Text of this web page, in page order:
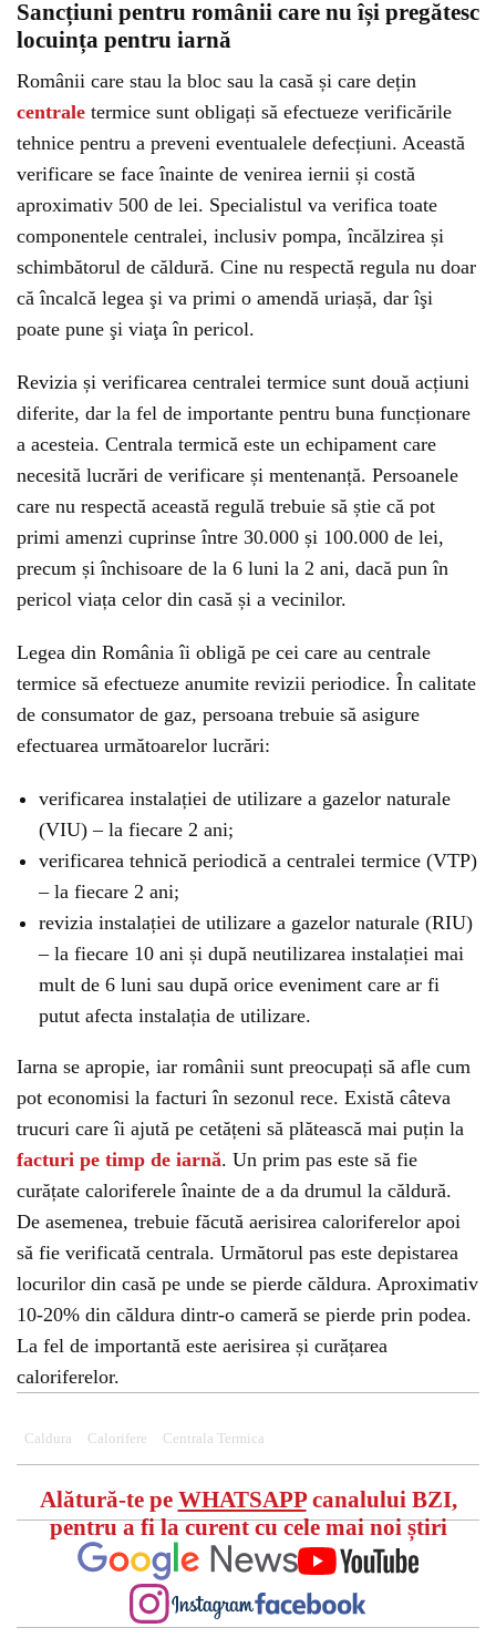
Sancțiuni pentru românii care nu își pregătesc
locuința pentru iarnă
Românii care stau la bloc sau la casă și care dețin
centrale termice sunt obligați să efectueze verificările
tehnice pentru a preveni eventualele defecțiuni. Această
verificare se face înainte de venirea iernii și costă
aproximativ 500 de lei. Specialistul va verifica toate
componentele centralei, inclusiv pompa, încălzirea și
schimbătorul de căldură. Cine nu respectă regula nu doar
că încalcă legea şi va primi o amendă uriașă, dar îşi
poate pune şi viaţa în pericol.
Revizia și verificarea centralei termice sunt două acțiuni
diferite, dar la fel de importante pentru buna funcționare
a acesteia. Centrala termică este un echipament care
necesită lucrări de verificare și mentenanță. Persoanele
care nu respectă această regulă trebuie să știe că pot
primi amenzi cuprinse între 30.000 și 100.000 de lei,
precum și închisoare de la 6 luni la 2 ani, dacă pun în
pericol viața celor din casă și a vecinilor.
Legea din România îi obligă pe cei care au centrale
termice să efectueze anumite revizii periodice. În calitate
de consumator de gaz, persoana trebuie să asigure
efectuarea următoarelor lucrări:
verificarea instalației de utilizare a gazelor naturale
(VIU) – la fiecare 2 ani;
verificarea tehnică periodică a centralei termice (VTP)
– la fiecare 2 ani;
revizia instalației de utilizare a gazelor naturale (RIU)
– la fiecare 10 ani și după neutilizarea instalației mai
mult de 6 luni sau după orice eveniment care ar fi
putut afecta instalația de utilizare.
Iarna se apropie, iar românii sunt preocupați să afle cum
pot economisi la facturi în sezonul rece. Există câteva
trucuri care îi ajută pe cetățeni să plătească mai puțin la
facturi pe timp de iarnă. Un prim pas este să fie
curățate caloriferele înainte de a da drumul la căldură.
De asemenea, trebuie făcută aerisirea caloriferelor apoi
să fie verificată centrala. Următorul pas este depistarea
locurilor din casă pe unde se pierde căldura. Aproximativ
10-20% din căldura dintr-o cameră se pierde prin podea.
La fel de importantă este aerisirea și curățarea
caloriferelor.
Caldura Calorifere Centrala Termica
Alătură-te pe WHATSAPPcanalului BZI,
pentru a fi la curent cu cele mai noi știri